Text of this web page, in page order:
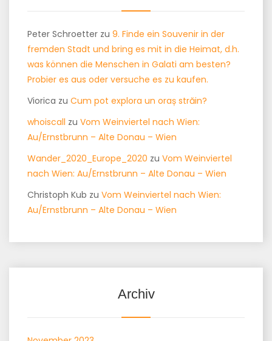
Peter Schroetter zu 9. Finde ein Souvenir in der
fremden Stadt und bring es mit in die Heimat, d.h.
was können die Menschen in Galati am besten?
Probier es aus oder versuche es zu kaufen.
Viorica zu Cum pot explora un oraș străin?
whoiscall zu Vom Weinviertel nach Wien:
Au/Ernstbrunn – Alte Donau – Wien
Wander_2020_Europe_2020 zu Vom Weinviertel
nach Wien: Au/Ernstbrunn – Alte Donau – Wien
Christoph Kub zu Vom Weinviertel nach Wien:
Au/Ernstbrunn – Alte Donau – Wien
Archiv